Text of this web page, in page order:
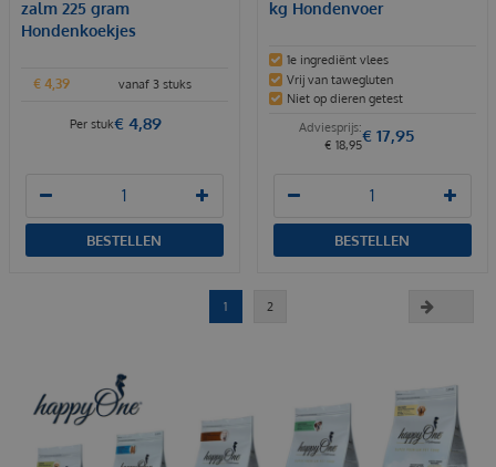
zalm 225 gram
Hondenkoekjes
vanaf 3 stuks
€ 4,39
€ 4,89
Per stuk
BESTELLEN
kg Hondenvoer
1e ingrediënt vlees
Vrij van tawegluten
Niet op dieren getest
€ 18,95€ 17,95
BESTELLEN
1 2